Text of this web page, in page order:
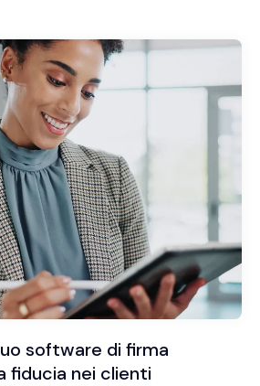
software di firma
fiducia nei clienti